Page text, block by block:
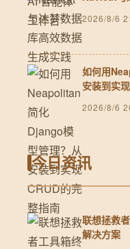
2026/8/6
如何用
安装到实
2026/8/6
今日资讯
联想拯救
解决方案